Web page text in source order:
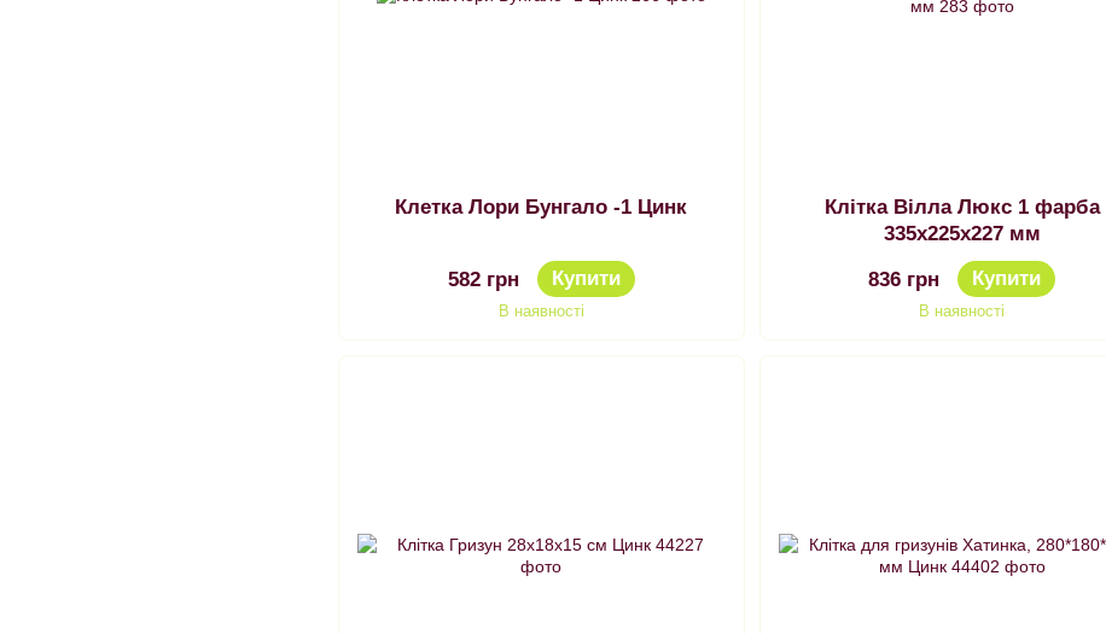
Клетка Лори Бунгало -1 Цинк
582 грн Купити
В наявності
Клітка Вілла Люкс 1 фарба
335х225х227 мм
836 грн Купити
В наявності